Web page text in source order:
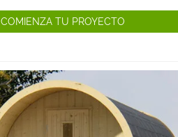
Si estás
exterior
cualquier
necesidad.
jardín o terraza
santuario de
COMIENZA TU PROYECTO